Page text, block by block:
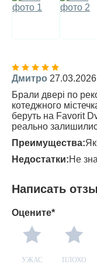
Дмитро 27.03.2026
Брали двері по
котеджного
беруть на Favorit
реально
Преимущества:
Недостатки:Не
Написать
Оцените*
УЖАС ПЛОХО